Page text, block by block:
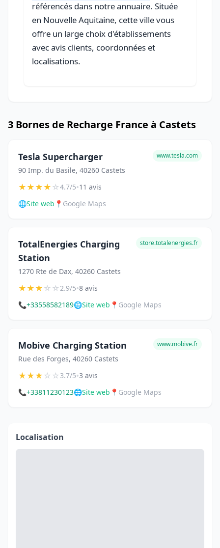
référencés dans notre annuaire. Située
en Nouvelle Aquitaine, cette ville vous
offre un large choix d'établissements
avec avis clients, coordonnées et
localisations.
3 Bornes de Recharge France à Castets
Tesla Supercharger
90 Imp. du Basile, 40260 Castets
www.tesla.com
★★★★☆4.7/5•11 avis
🌐Site web 📍 Google Maps
TotalEnergies Charging
Station
1270 Rte de Dax, 40260 Castets
store.totalenergies.fr
★★★☆☆2.9/5•8 avis
📞+33558582189🌐Site web 📍 Google Maps
Mobive Charging Station
Rue des Forges, 40260 Castets
www.mobive.fr
★★★☆☆3.7/5•3 avis
📞+33811230123🌐Site web 📍 Google Maps
Localisation